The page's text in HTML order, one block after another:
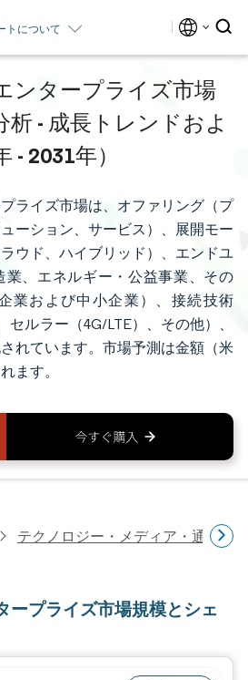
トについて
ンタープライズ市場
- 成長トレンドおよ
- 2031年）
ライズ市場は、オファリング（プ
ーション、サービス）、展開モー
ウド、ハイブリッド）、エンドユ
業、エネルギー・公益事業、その
業および中小企業）、接続技術
セルラー（4G/LTE）、その他）、
れています。市場予測は金額（米
ます。
テクノロジー・メディア・通信研
ープライズ市場規模とシェ